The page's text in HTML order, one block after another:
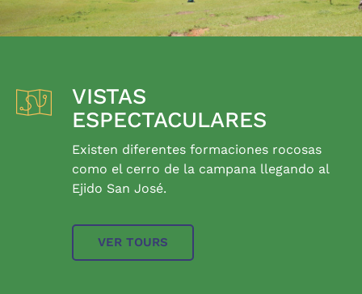
VISTAS
ESPECTACULARES
Existen diferentes formaciones rocosas
como el cerro de la campana llegando al
Ejido San José.
VER TOURS